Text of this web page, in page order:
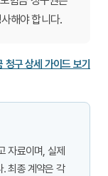
해야 합니다.
청구 상세 가이드 보기
자료이며, 실제
최종 계약은 각